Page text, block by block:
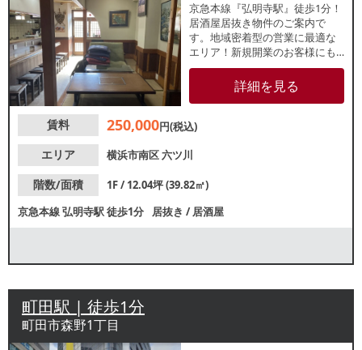
京急本線『弘明寺駅』徒歩1分！
居酒屋居抜き物件のご案内で
す。地域密着型の営業に最適な
エリア！新規開業のお客様にも
最適な小箱物件！諸条件等、お
気軽にお問合せください。
詳細を見る
賃料 250,000円(税込)
エリア
横浜市南区六ツ川
階数/面積
1F / 12.04坪 (39.82㎡)
京急本線弘明寺駅徒歩1分 居抜き /居酒屋
町田駅 | 徒歩1分
町田市森野1丁目